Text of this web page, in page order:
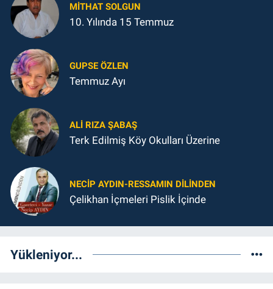
MITHAT SOLGUN
10. Yılında 15 Temmuz
GUPSE ÖZLEN
Temmuz Ayı
ALI RIZA ŞABAŞ
Terk Edilmiş Köy Okulları Üzerine
NECIP AYDIN-RESSAMIN DILINDEN
Çelikhan İçmeleri Pislik İçinde
Yükleniyor...